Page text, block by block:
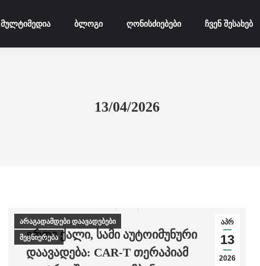
მულტიმედია ბლოგი ღონისძიებები ჩვენ შესახებ
13/04/2026
აპრ
13
2026
არაგადამდები დაავადებები
მეცნიერება
ᲔᲠᲗᲘ ᲥᲐᲚᲘ, ᲡᲐᲛᲘ ᲐᲣᲢᲝᲘᲛᲣᲜᲣᲠᲘ
ᲓᲐᲐᲕᲐᲓᲔᲑᲐ: CAR-T ᲗᲔᲠᲐᲞᲘᲐᲛ